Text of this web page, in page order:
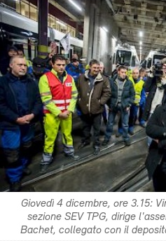
Giovedì 4 dicembre, ore 3.15:
sezione SEV TPG, dirige
Bachet, collegato con il